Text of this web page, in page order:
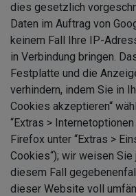
dies gesetzlich
Daten im Auftrag von
keinem Fall Ihre IP-
in Verbindung bringen.
Festplatte und die
verhindern, indem Sie in
Cookies akzeptieren“
“Extras >
Firefox unter “Extras >
Cookies“); wir weisen
diesem Fall
dieser Website voll